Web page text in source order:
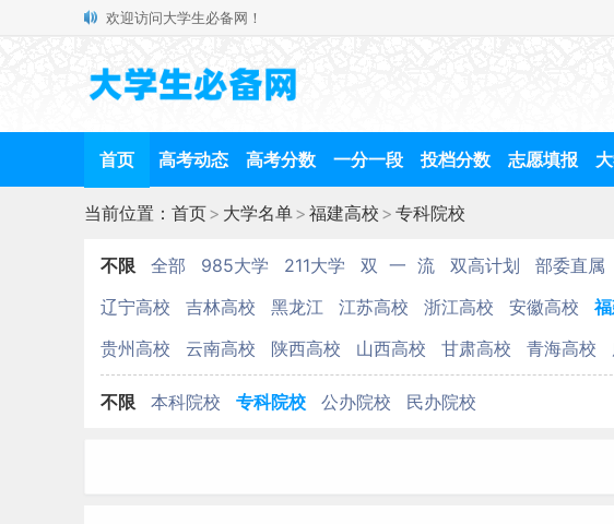
欢迎访问大学生必备网！
首页 高考动态 高考分数 一分一段 投档分数 志愿填报
当前位置： 首页> 大学名单> 福建高校 > 专科院校
不限 全部 985大学 211大学 双 一 流 双高计划 部委直属
辽宁高校
吉林高校 黑龙江 江苏高校 浙江高校 安徽高校
贵州高校
云南高校 陕西高校 山西高校 甘肃高校 青海高校
不限 本科院校 专科院校 公办院校 民办院校